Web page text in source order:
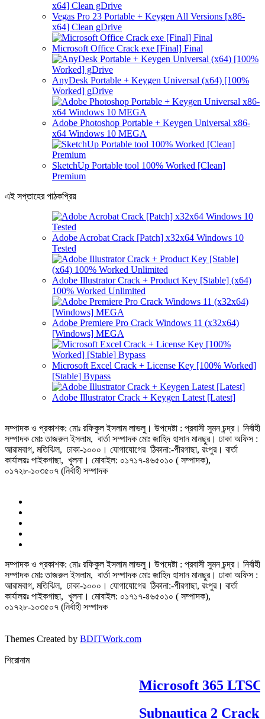
Vegas Pro 23 Portable + Keygen All Versions [x86-
x64] Clean gDrive
Microsoft Office Crack exe [Final] Final
AnyDesk Portable + Keygen Universal (x64) [100%
Worked] gDrive
Adobe Photoshop Portable + Keygen Universal x86-
x64 Windows 10 MEGA
SketchUp Portable tool 100% Worked [Clean]
Premium
এই সপ্তাহের পাঠকপ্রিয়
Adobe Acrobat Crack [Patch] x32x64 Windows 10
Tested
Adobe Illustrator Crack + Product Key [Stable] (x64)
100% Worked Unlimited
Adobe Premiere Pro Crack Windows 11 (x32x64)
[Windows] MEGA
Microsoft Excel Crack + License Key [100% Worked]
[Stable] Bypass
Adobe Illustrator Crack + Keygen Latest [Latest]
সম্পাদক ও প্রকাশক: মোঃ রফিকুল ইসলাম লাভলু। উপদেষ্টা : প্রবাসী সুমন চন্দ্র। নির্বাহী
সম্পাদক মোঃ তাজরুল‌‌ ইসলাম, বার্তা সম্পাদক মোঃ জাহিদ হাসান মানছুর। ঢাকা অফিস :
আরামবাগ, মতিঝিল, ঢাকা-১০০০। যোগাযোগের ঠিকানা:-পীরগাছা‌, রংপুর। বার্তা
কার্যালয়ঃ পাইকগাছা, খুলনা। মোবাইল: ০১৭১৭-৪৬৫০১০ ( সম্পাদক),
০১৭২৮-১০৩৫০৭ (নির্বাহী সম্পাদক
সম্পাদক ও প্রকাশক: মোঃ রফিকুল ইসলাম লাভলু। উপদেষ্টা : প্রবাসী সুমন চন্দ্র। নির্বাহী
সম্পাদক মোঃ তাজরুল‌‌ ইসলাম, বার্তা সম্পাদক মোঃ জাহিদ হাসান মানছুর। ঢাকা অফিস :
আরামবাগ, মতিঝিল, ঢাকা-১০০০। যোগাযোগের ঠিকানা:-পীরগাছা‌, রংপুর। বার্তা
কার্যালয়ঃ পাইকগাছা, খুলনা। মোবাইল: ০১৭১৭-৪৬৫০১০ ( সম্পাদক),
০১৭২৮-১০৩৫০৭ (নির্বাহী সম্পাদক
Themes Created by BDITWork.com
শিরোনাম
Microsoft 365 LTSC
Subnautica 2 Crack